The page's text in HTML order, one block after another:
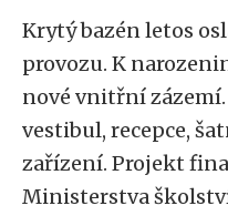
Krytý bazén letos
provozu. K
nové vnitřní
vestibul, recepce,
zařízení. Projekt
Ministerstva